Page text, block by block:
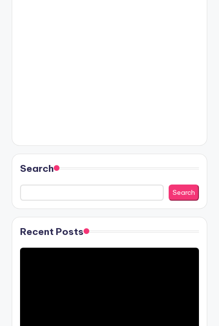
Search
Search
Recent Posts